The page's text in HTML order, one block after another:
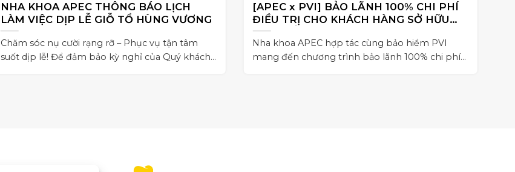
NHA KHOA APEC THÔNG BÁO LỊCH
LÀM VIỆC DỊP LỄ GIỖ TỔ HÙNG VƯƠNG
Chăm sóc nụ cười rạng rỡ – Phục vụ tận tâm
suốt dịp lễ! Để đảm bảo kỳ nghỉ của Quý khách
[APEC x PVI] BẢO LÃNH 100% CHI PHÍ
ĐIỀU TRỊ CHO KHÁCH HÀNG SỞ HỮU
BẢO HIỂM PVI
Nha khoa APEC hợp tác cùng bảo hiểm PVI
mang đến chương trình bảo lãnh 100% chi phí